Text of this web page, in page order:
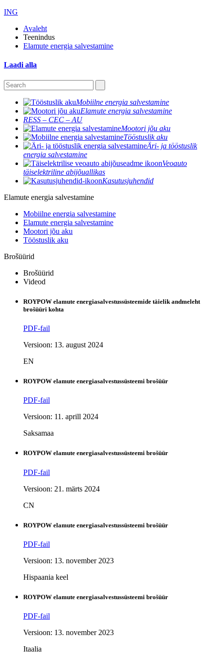
ING
Avaleht
Teenindus
Elamute energia salvestamine
Laadi alla
Mobiilne energia salvestamine
Elamute energia salvestamine
RESS – CEC – AU
Mootori jõu aku
Tööstuslik aku
Äri- ja tööstuslik
energia salvestamine
Veoauto
täiselektriline abijõuallikas
Kasutusjuhendid
Elamute energia salvestamine
Mobiilne energia salvestamine
Elamute energia salvestamine
Mootori jõu aku
Tööstuslik aku
Brošüürid
Brošüürid
Videod
ROYPOW elamute energiasalvestussüsteemide täielik andmeleht
brošüüri kohta
PDF-fail
Versioon: 13. august 2024
EN
ROYPOW elamute energiasalvestussüsteemi brošüür
PDF-fail
Versioon: 11. aprill 2024
Saksamaa
ROYPOW elamute energiasalvestussüsteemi brošüür
PDF-fail
Versioon: 21. märts 2024
CN
ROYPOW elamute energiasalvestussüsteemi brošüür
PDF-fail
Versioon: 13. november 2023
Hispaania keel
ROYPOW elamute energiasalvestussüsteemi brošüür
PDF-fail
Versioon: 13. november 2023
Itaalia